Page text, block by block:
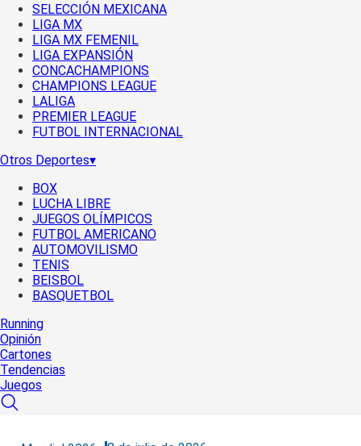
SELECCIÓN MEXICANA
LIGA MX
LIGA MX FEMENIL
LIGA EXPANSIÓN
CONCACHAMPIONS
CHAMPIONS LEAGUE
LALIGA
PREMIER LEAGUE
FUTBOL INTERNACIONAL
Otros Deportes▾
BOX
LUCHA LIBRE
JUEGOS OLÍMPICOS
FUTBOL AMERICANO
AUTOMOVILISMO
TENIS
BEISBOL
BASQUETBOL
Running
Opinión
Cartones
Tendencias
Juegos